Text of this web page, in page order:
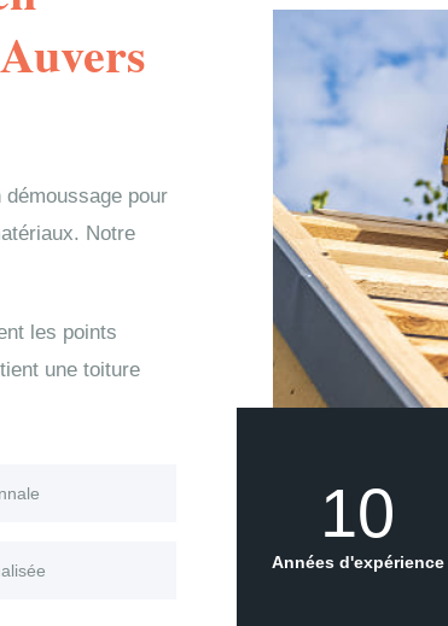
pour
Notre
les points
une toiture
10
Années d'expérience